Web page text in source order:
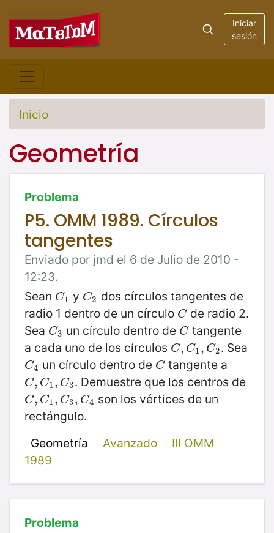
Iniciar
sesión
Inicio
Geometría
Problema
P5. OMM 1989. Círculos
tangentes
Enviado por jmd el 6 de Julio de 2010 -
12:23.
Sean C1
C1 y C2
C2 dos círculos tangentes de
radio 1 dentro de un círculo C
Cde radio 2.
Sea C3
C3 un círculo dentro de C
C tangente
a cada uno de los círculos C, C1, C2
C,C1, C2 . Sea
C4
C4 un círculo dentro de C
C tangente a
C, C1, C3
C,C1, C3 . Demuestre que los centros de
C, C1, C3, C4
C,C1, C3,C 4
son los vértices de un
rectángulo.
Geometría
Avanzado
III OMM
1989
Problema